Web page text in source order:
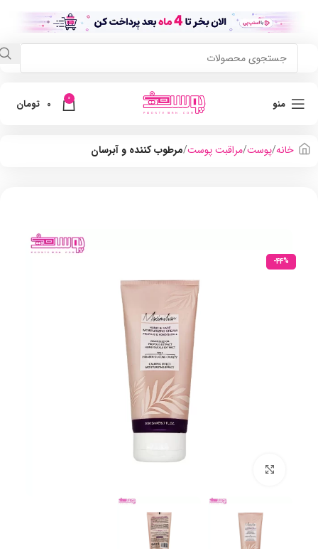
منو 0
0 تومان
خانه پوست مراقبت پوست مرطوب کننده و آبرسان
-44%